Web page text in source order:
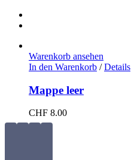
Warenkorb ansehen
In den Warenkorb / Details
Mappe leer
CHF 8.00